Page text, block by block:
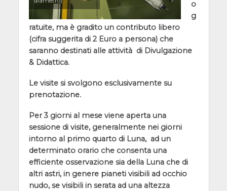
o
g
ratuite, ma è gradito un contributo libero
(cifra suggerita di 2 Euro a persona) che
saranno destinati alle attività di Divulgazione
& Didattica.
Le visite si svolgono esclusivamente su
prenotazione.
Per 3 giorni al mese viene aperta una
sessione di visite, generalmente nei giorni
intorno al primo quarto di Luna, ad un
determinato orario che consenta una
efficiente osservazione sia della Luna che di
altri astri, in genere pianeti visibili ad occhio
nudo, se visibili in serata ad una altezza